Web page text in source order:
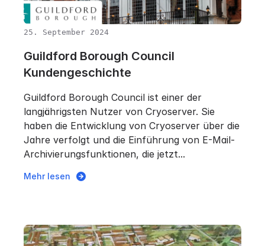
25. September 2024
Guildford Borough Council
Kundengeschichte
Guildford Borough Council ist einer der
langjährigsten Nutzer von Cryoserver. Sie
haben die Entwicklung von Cryoserver über die
Jahre verfolgt und die Einführung von E-Mail-
Archivierungsfunktionen, die jetzt...
Mehr lesen